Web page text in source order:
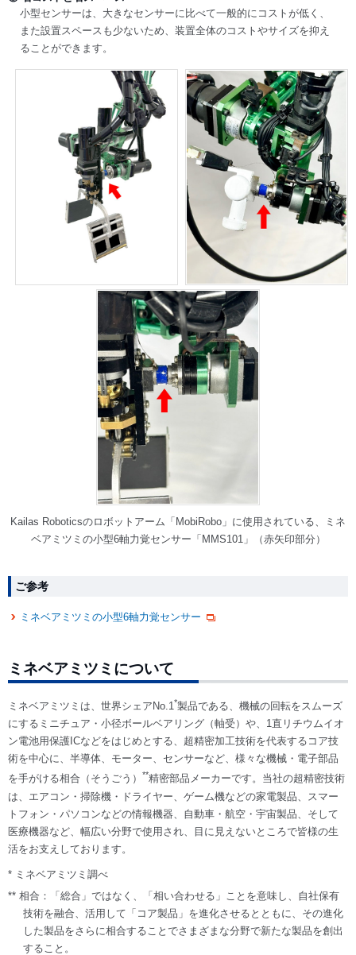
小型センサーは、大きなセンサーに比べて一般的にコストが低く、
また設置スペースも少ないため、装置全体のコストやサイズを抑え
ることができます。
Kailas Roboticsのロボットアーム「MobiRobo」に使用されている、ミネ
ベアミツミの小型6軸力覚センサー「MMS101」（赤矢印部分）
ご参考
ミネベアミツミの小型6軸力覚センサー
ミネベアミツミについて
ミネベアミツミは、世界シェアNo.1*製品である、機械の回転をスムーズ
にするミニチュア・小径ボールベアリング（軸受）や、1直リチウムイオ
ン電池用保護ICなどをはじめとする、超精密加工技術を代表するコア技
術を中心に、半導体、モーター、センサーなど、様々な機械・電子部品
を手がける相合（そうごう）
**精密部品メーカーです。当社の超精密技術
は、エアコン・掃除機・ドライヤー、ゲーム機などの家電製品、スマー
トフォン・パソコンなどの情報機器、自動車・航空・宇宙製品、そして
医療機器など、幅広い分野で使用され、目に見えないところで皆様の生
活をお支えしております。
* ミネベアミツミ調べ
** 相合：「総合」ではなく、「相い合わせる」ことを意味し、自社保有
技術を融合、活用して「コア製品」を進化させるとともに、その進化
した製品をさらに相合することでさまざまな分野で新たな製品を創出
すること。